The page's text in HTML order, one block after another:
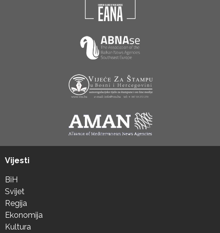
Vijesti
BiH
Svijet
Regija
Ekonomija
Kultura